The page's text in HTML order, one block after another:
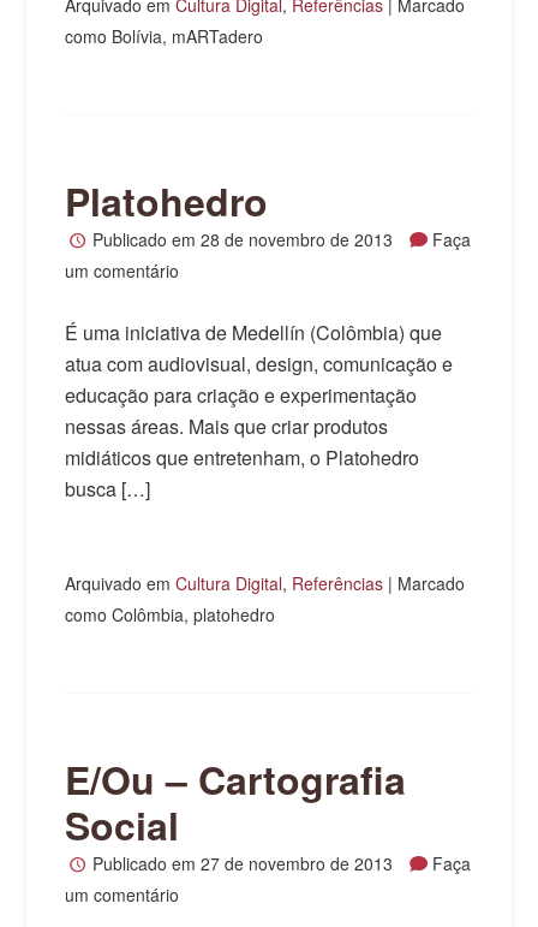
como Bolívia, mARTadero
Platohedro
Publicado em 28 de novembro de 2013
Faça
um comentário
É uma iniciativa de Medellín (Colômbia) que
atua com audiovisual, design, comunicação e
educação para criação e experimentação
nessas áreas. Mais que criar produtos
midiáticos que entretenham, o Platohedro
busca […]
Arquivado emCultura Digital, Referências | Marcado
como Colômbia, platohedro
E/Ou – Cartografia
Social
Publicado em 27 de novembro de 2013
Faça
um comentário